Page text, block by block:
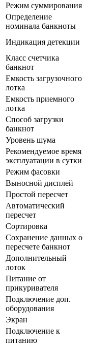
Режим суммирования
Определение
номинала банкноты
Индикация детекции
Класс счетчика
банкнот
Емкость загрузочного
лотка
Емкость приемного
лотка
Способ загрузки
банкнот
Уровень шума
Рекомендуемое время
эксплуатации в сутки
Режим фасовки
Выносной дисплей
Простой пересчет
Автоматический
пересчет
Сортировка
Сохранение данных о
пересчете банкнот
Дополнительный
лоток
Питание от
прикуривателя
Подключение доп.
оборудования
Экран
Подключение к
питанию